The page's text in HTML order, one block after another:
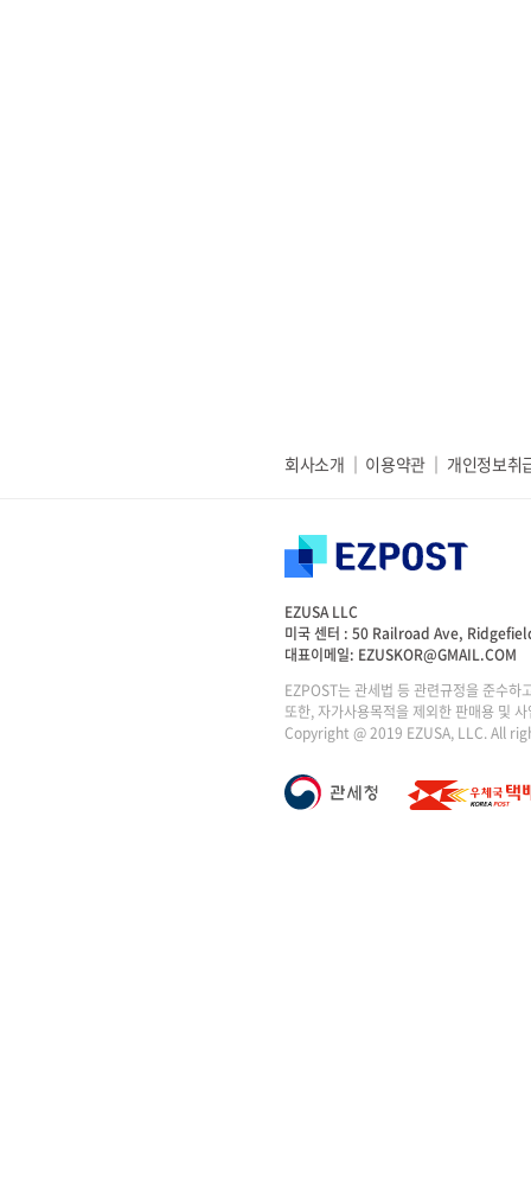
회사소개 이용약관 개인정보취
EZUSA LLC
미국 센터 : 50 Railroad Ave,
대표이메일: EZUSKOR@GMAIL.COM
EZPOST는 관세법 등 관련규정을 준수하
또한, 자가사용목적을 제외한 판매용 및
Copyright @ 2019 EZUSA, LLC. All